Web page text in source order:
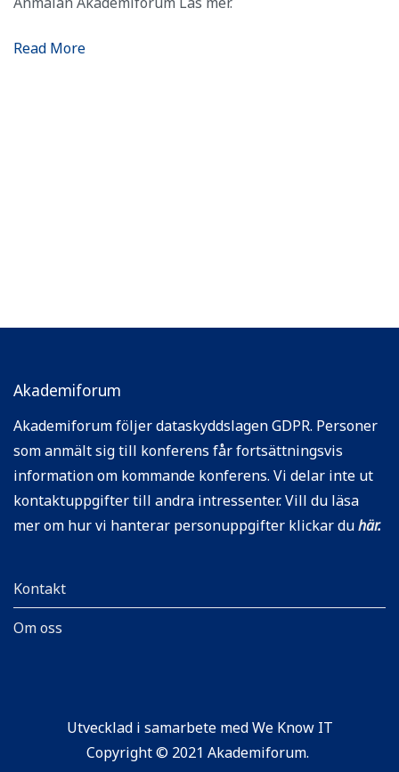
Read More
Akademiforum
Akademiforum följer dataskyddslagen GDPR. Personer
som anmält sig till konferens får fortsättningsvis
information om kommande konferens. Vi delar inte ut
kontaktuppgifter till andra intressenter. Vill du läsa
mer om hur vi hanterar personuppgifter klickar duhär.
Kontakt
Om oss
Utvecklad i samarbete medWe Know IT
Copyright © 2021 Akademiforum.